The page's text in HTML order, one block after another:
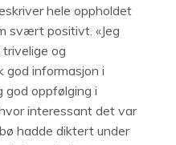
hele oppholdet
svært positivt. «Jeg
og
god informasjon i
god oppfølging i
interessant det var
hadde diktert under